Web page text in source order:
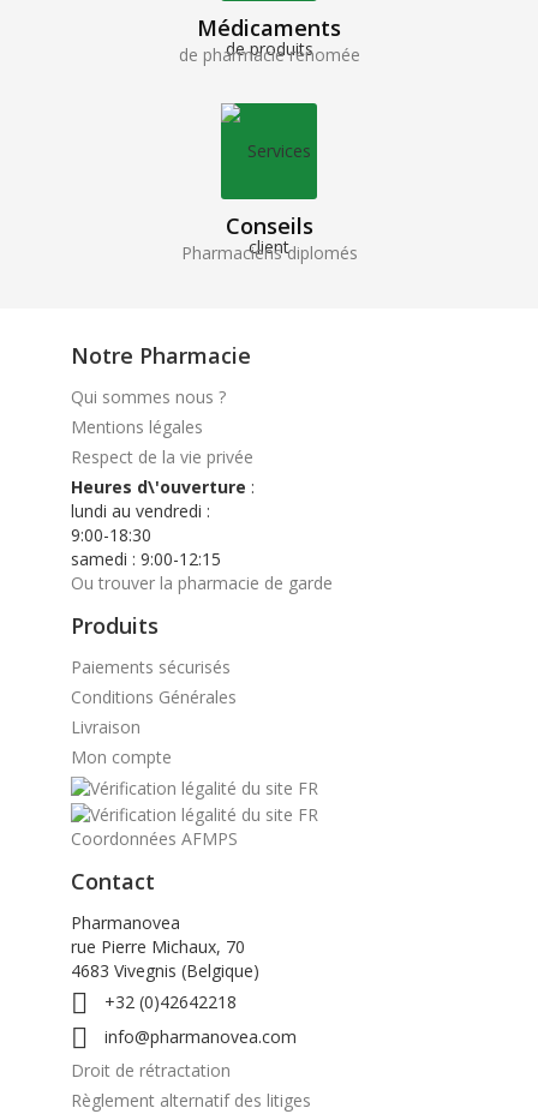
Médicaments
de pharmacie renomée
Conseils
Pharmaciens diplomés
Notre Pharmacie
Qui sommes nous ?
Mentions légales
Respect de la vie privée
Heures d\'ouverture :
lundi au vendredi :
9:00-18:30
samedi : 9:00-12:15
Ou trouver la pharmacie de garde
Produits
Paiements sécurisés
Conditions Générales
Livraison
Mon compte
Coordonnées AFMPS
Contact
Pharmanovea
rue Pierre Michaux, 70
4683 Vivegnis (Belgique)
 +32 (0)42642218

info@pharmanovea.com
Droit de rétractation
Règlement alternatif des litiges